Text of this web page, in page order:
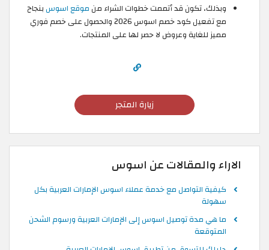
وبذلك، تكون قد أتممت خطوات الشراء من موقع اسوسبنجاح
مع تفعيل كود خصم اسوس 2026 والحصول على خصم فوري
مميز للغاية وعروض لا حصر لها على المنتجات.
زيارة المتجر
الاراء والمقالات عن اسوس
كيفية التواصل مع خدمة عملاء اسوس الإمارات العربية بكل
سهولة
ما هي مدة توصيل اسوس إلى الإمارات العربية ورسوم الشحن
المتوقعة